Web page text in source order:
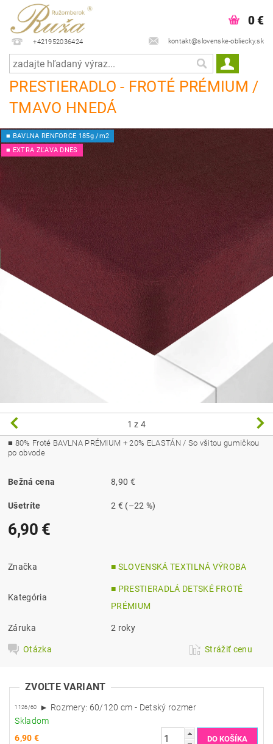
+421952036424 kontakt@slovenske-obliecky.sk
0 €
PRESTIERADLO - FROTÉ PRÉMIUM /
TMAVO HNEDÁ
■ BAVLNA RENFORCE 185g /m2
■ EXTRA ZĽAVA DNES
1 z 4
■ 80% Froté BAVLNA PRÉMIUM + 20% ELASTÁN / So všitou gumičkou
po obvode
Bežná cena 8,90 €
Ušetríte 2 € (–22 %)
6,90 €
Značka ■ SLOVENSKÁ TEXTILNÁ VÝROBA
Kategória
■ PRESTIERADLÁ DETSKÉ FROTÉ
PRÉMIUM
Záruka 2 roky
Otázka Strážiť cenu
ZVOĽTE VARIANT
1126/60
► Rozmery: 60/120 cm - Detský rozmer
Skladom
6,90 €